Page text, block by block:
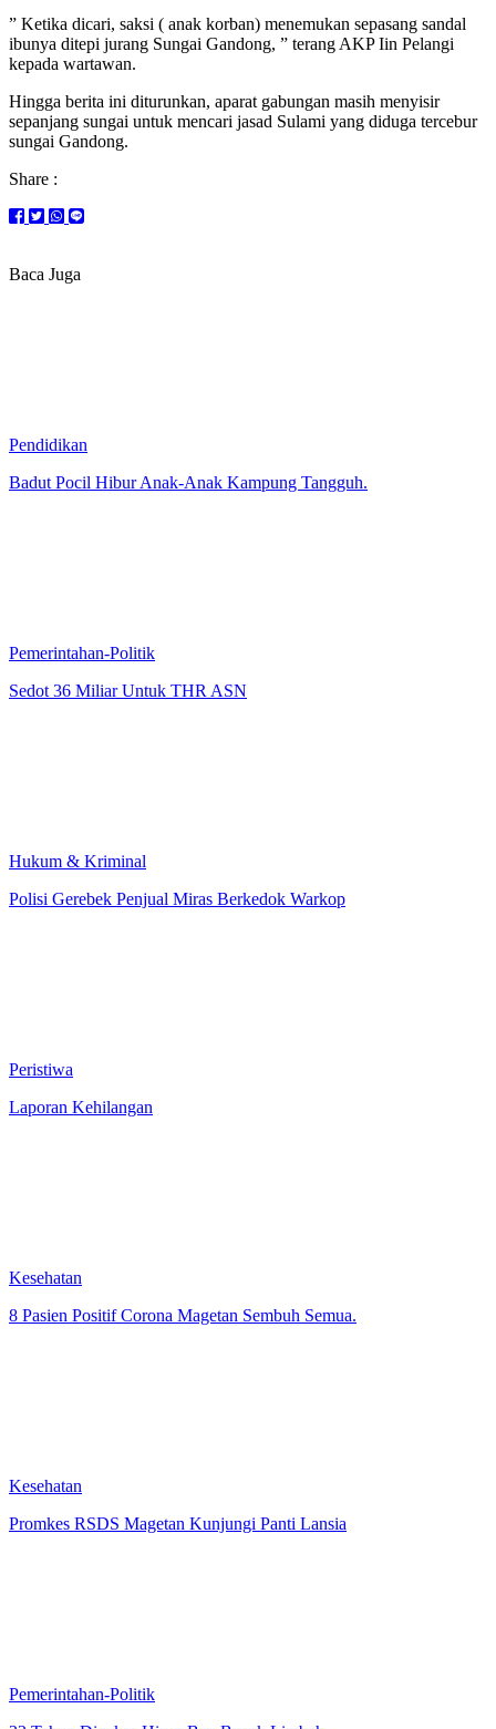
” Ketika dicari, saksi ( anak korban) menemukan sepasang sandal
ibunya ditepi jurang Sungai Gandong, ” terang AKP Iin Pelangi
kepada wartawan.
Hingga berita ini diturunkan, aparat gabungan masih menyisir
sepanjang sungai untuk mencari jasad Sulami yang diduga tercebur
sungai Gandong.
Share :
Baca Juga
Pendidikan
Badut Pocil Hibur Anak-Anak Kampung Tangguh.
Pemerintahan-Politik
Sedot 36 Miliar Untuk THR ASN
Hukum & Kriminal
Polisi Gerebek Penjual Miras Berkedok Warkop
Peristiwa
Laporan Kehilangan
Kesehatan
8 Pasien Positif Corona Magetan Sembuh Semua.
Kesehatan
Promkes RSDS Magetan Kunjungi Panti Lansia
Pemerintahan-Politik